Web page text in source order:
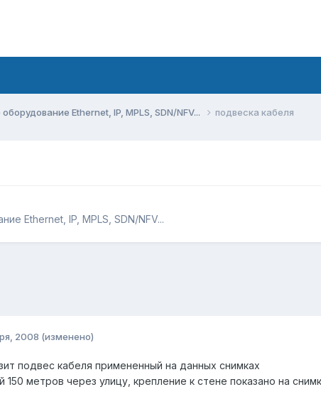
Ethernet, IP, MPLS, SDN/NFV... подвеска кабеля
Ethernet, IP, MPLS, SDN/NFV...
2008 (изменено)
подвес кабеля примененный на данных снимках
150 метров через улицу, крепление к стене показано на